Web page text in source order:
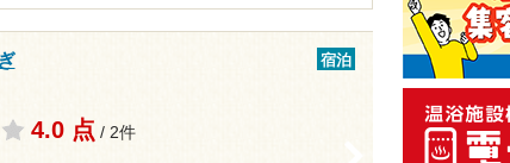
宿泊
4.0 点 / 2件